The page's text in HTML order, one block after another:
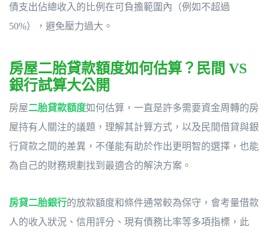
債支出佔總收入的比例在可負擔範圍內（例如不超過
50%），避免壓力過大。
房屋二胎貸款額度如何估算？民間 VS
銀行試算大公開
房屋二胎貸款額度如何估算，一直是許多需要資金周轉的房
屋持有人關注的議題，理解其計算方式，以及民間借貸與銀
行貸款之間的差異，不僅能有助於作出更明智的選擇，也能
為自己的財務規劃找到最適合的解決方案。
房貸二胎銀行的放款額度和條件通常較為保守，會考量借款
人的收入狀況、信用評分、現有債務比率等多項指標，此